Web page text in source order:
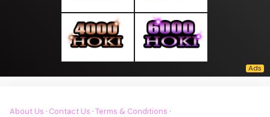
About Us · Contact Us ·Terms & Conditions ·